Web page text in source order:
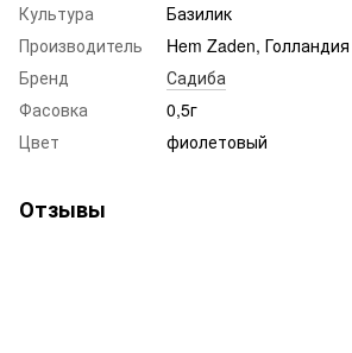
Культура
Базилик
Производитель
Hem Zaden, Голландия
Бренд
Садиба
Фасовка
0,5г
Цвет
фиолетовый
Отзывы